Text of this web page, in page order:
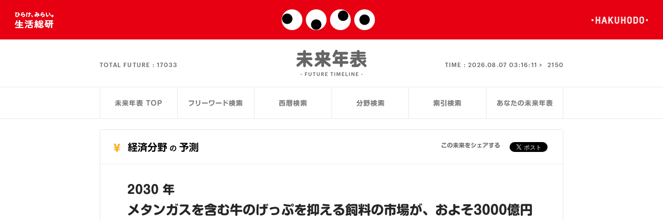
TOTAL FUTURE : 17033 TIME :2026.08.07 03:16:11 > 2150
経済分野 の 予測 この未来をシェアする
2030 年
メタンガスを含む牛のげっぷを抑える飼料の市場が、およそ3000億円